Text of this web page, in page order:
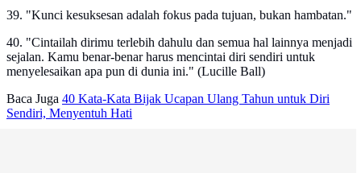
39. "Kunci kesuksesan adalah fokus pada tujuan, bukan hambatan."
40. "Cintailah dirimu terlebih dahulu dan semua hal lainnya menjadi
sejalan. Kamu benar-benar harus mencintai diri sendiri untuk
menyelesaikan apa pun di dunia ini." (Lucille Ball)
Baca Juga 40 Kata-Kata Bijak Ucapan Ulang Tahun untuk Diri
Sendiri, Menyentuh Hati